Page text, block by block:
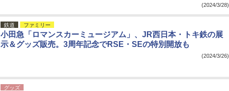
(2024/3/28)
鉄道 ファミリー
小田急「ロマンスカーミュージアム」、JR西日本・トキ鉄の展
示＆グッズ販売。3周年記念でRSE・SEの特別開放も
(2024/3/26)
グッズ